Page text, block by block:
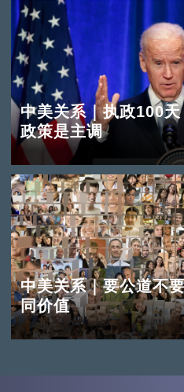
中美关系｜执政100
政策是主调
中美关系｜要公道不
同价值